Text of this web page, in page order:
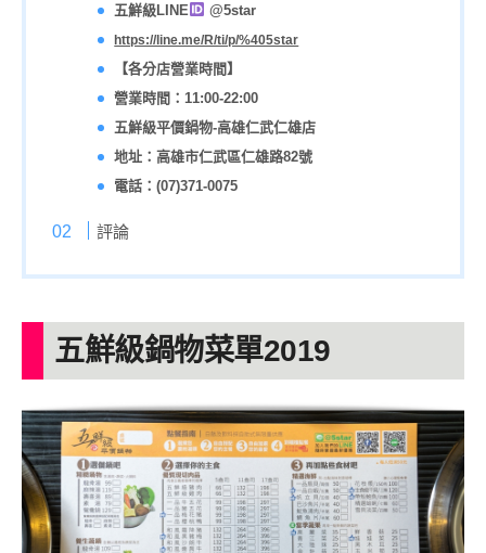
五鮮級LINE @5star
https://line.me/R/ti/p/%405star
【各分店營業時間】
營業時間：11:00-22:00
五鮮級平價鍋物-高雄仁武仁雄店
地址：高雄市仁武區仁雄路82號
電話：(07)371-0075
評論
五鮮級鍋物菜單2019